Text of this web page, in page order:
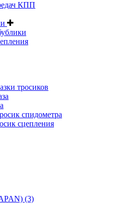
КПП
тросиков
спидометра
сцепления
(3)